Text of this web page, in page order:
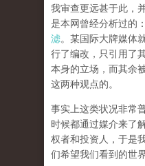
我审查更远甚于此，
是本网曾经分析过的：
滤。某国际大牌媒体
行了编改，只引用了
本身的立场，而其余
这两种观点的。
事实上这类状况非常
时候都通过媒介来了
权者和投资人，于是
们希望我们看到的世界